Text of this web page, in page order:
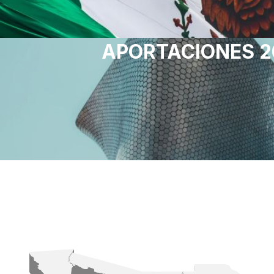
APORTACIONES